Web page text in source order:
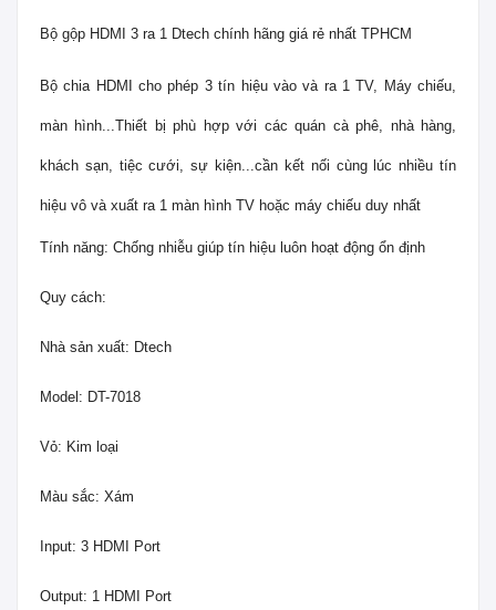
Bộ gộp HDMI 3 ra 1 Dtech chính hãng giá rẻ nhất TPHCM
Bộ chia HDMI cho phép 3 tín hiệu vào và ra 1 TV, Máy chiếu,
màn hình...Thiết bị phù hợp với các quán cà phê, nhà hàng,
khách sạn, tiệc cưới, sự kiện...cần kết nối cùng lúc nhiều tín
hiệu vô và xuất ra 1 màn hình TV hoặc máy chiếu duy nhất
Tính năng: Chống nhiễu giúp tín hiệu luôn hoạt động ổn định
Quy cách:
Nhà sản xuất: Dtech
Model: DT-7018
Vỏ: Kim loại
Màu sắc: Xám
Input: 3 HDMI Port
Output: 1 HDMI Port